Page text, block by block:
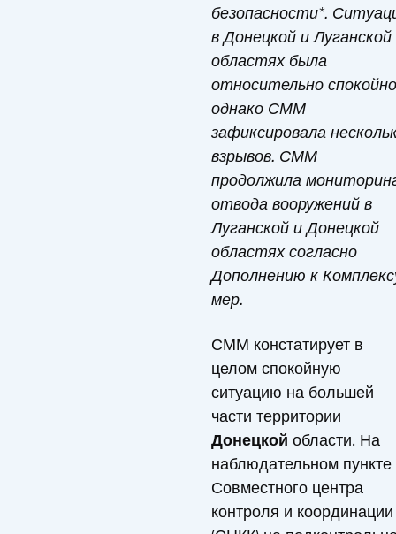
безопасности*.
в Донецкой и Луганской
областях была
относительно
однако СММ
зафиксировала
взрывов. СММ
продолжила
отвода вооружений в
Луганской и Донецкой
областях согласно
Дополнению к
мер.
СММ констатирует в
целом спокойную
ситуацию на большей
части территории
Донецкой области. На
наблюдательном пункте
Совместного центра
контроля и координации